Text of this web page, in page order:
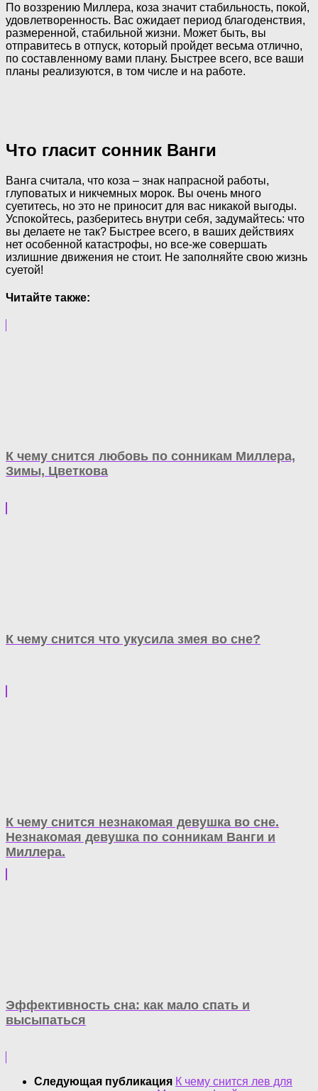
По воззрению Миллера, коза значит стабильность, покой,
удовлетворенность. Вас ожидает период благоденствия,
размеренной, стабильной жизни. Может быть, вы
отправитесь в отпуск, который пройдет весьма отлично,
по составленному вами плану. Быстрее всего, все ваши
планы реализуются, в том числе и на работе.
Что гласит сонник Ванги
Ванга считала, что коза – знак напрасной работы,
глуповатых и никчемных морок. Вы очень много
суетитесь, но это не приносит для вас никакой выгоды.
Успокойтесь, разберитесь внутри себя, задумайтесь: что
вы делаете не так? Быстрее всего, в ваших действиях
нет особенной катастрофы, но все-же совершать
излишние движения не стоит. Не заполняйте свою жизнь
суетой!
Читайте также:
К чему снится любовь по сонникам Миллера,
Зимы, Цветкова
К чему снится что укусила змея во сне?
К чему снится незнакомая девушка во сне.
Незнакомая девушка по сонникам Ванги и
Миллера.
Эффективность сна: как мало спать и
высыпаться
Следующая публикация К чему снится лев для